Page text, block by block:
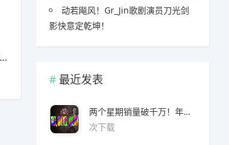
​​动若飚风！Gr_Jin歌剧演员刀光剑
影快意定乾坤！
最近发表
两个星期销量破千万！年度爆款诞生了 3A看了都眼红
次下载